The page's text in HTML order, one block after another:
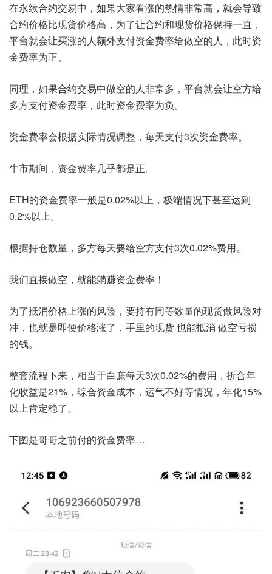
在永续合约交易中，如果大家看涨的热情非常高，就会导致
合约价格比现货价格高，为了让合约和现货价格保持一直，
平台就会让买涨的人额外支付资金费率给做空的人，此时资
金费率为正。
同理，如果合约交易中做空的人非常多，平台就会让空方给
多方支付资金费率，此时资金费率为负。
资金费率会根据实际情况调整，每天支付3次资金费率。
牛市期间，资金费率几乎都是正。
ETH的资金费率一般是0.02%以上，极端情况下甚至达到
0.2%以上。
根据持仓数量，多方每天要给空方支付3次0.02%费用。
我们直接做空，就能躺赚资金费率！
为了抵消价格上涨的风险，要持有同等数量的现货做风险对
冲，也就是即便价格涨了，手里的现货 也能抵消 做空亏损
的钱。
整套流程下来，相当于白赚每天3次0.02%的费用，折合年
化收益是21%，综合资金成本，运气不好等情况，年化15%
以上肯定稳了。
下图是哥哥之前付的资金费率…